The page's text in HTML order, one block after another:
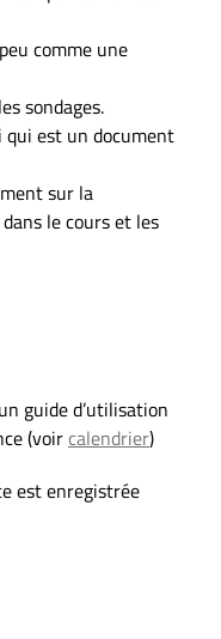
comme une
sondages.
qui est un document
sur la
le cours et les
guide d’utilisation
(voircalendrier)
est enregistrée